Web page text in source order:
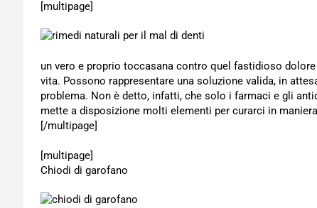
[multipage]
un vero e proprio toccasana contro quel fastidioso
vita. Possono rappresentare una soluzione valida, in
problema. Non è detto, infatti, che solo i farmaci e gli
mette a disposizione molti elementi per curarci in maniera
[/multipage]
[multipage]
Chiodi di garofano